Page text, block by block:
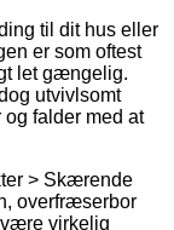
til dit hus eller
er som oftest
let gængelig.
utvivlsomt
falder med at
> Skærende
overfræserbor
virkelig